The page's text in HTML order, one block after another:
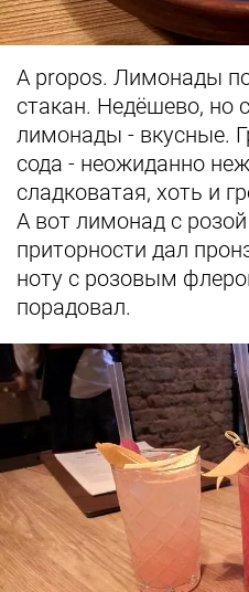
A propos. Лимонады
стакан. Недёшево, но
лимонады - вкусные.
сода - неожиданно
сладковатая, хоть и
А вот лимонад с
приторности дал
ноту с розовым
порадовал.